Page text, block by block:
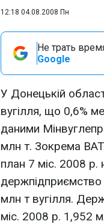
12:18 04.08.2008 Пн
Не трать
Google
У Донецькій
вугілля, що 0,6%
даними
млн т. Зокрема
план 7 міс. 2008 р.
млн т вугілля.
міс. 2008 р. 1,952